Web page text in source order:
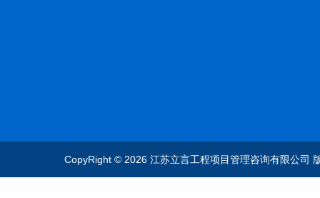
中标公告
CopyRight © 2026 江苏立言工程项目管理咨询有限公